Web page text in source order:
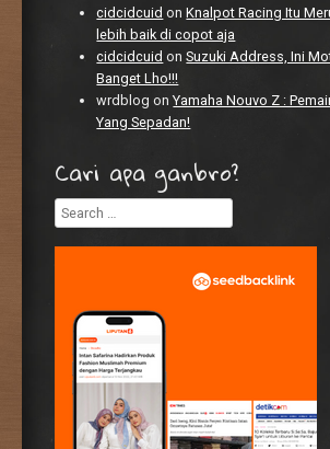
cidcidcuid onKnalpot Racing Itu
lebih baik di copot aja
cidcidcuid onSuzuki Address, Ini
Banget Lho!!!
wrdblog onYamaha Nouvo Z :
Yang Sepadan!
Cari apa ganbro?
Search